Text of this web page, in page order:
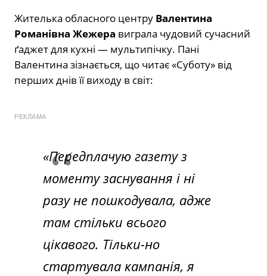
Жителька обласного центру Валентина
Романівна Жежера виграла чудовий сучасний
ґаджет для кухні — мультипічку. Пані
Валентина зізнається, що читає «Суботу» від
перших днів її виходу в світ:
РЕКЛАМА
«Передплачую газету з
моменту заснування і ні
разу не пошкодувала, адже
там стільки всього
цікавого. Тільки-но
стартувала кампанія, я